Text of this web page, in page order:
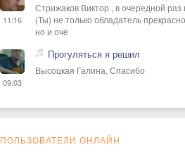
11:16
Стрижаков Виктор , в очередной раз
(Ты) не только обладатель
но и оче
09:03
Прогуляться я решил
Высоцкая Галина, Спасибо
ПОЛЬЗОВАТЕЛИ ОНЛАЙН